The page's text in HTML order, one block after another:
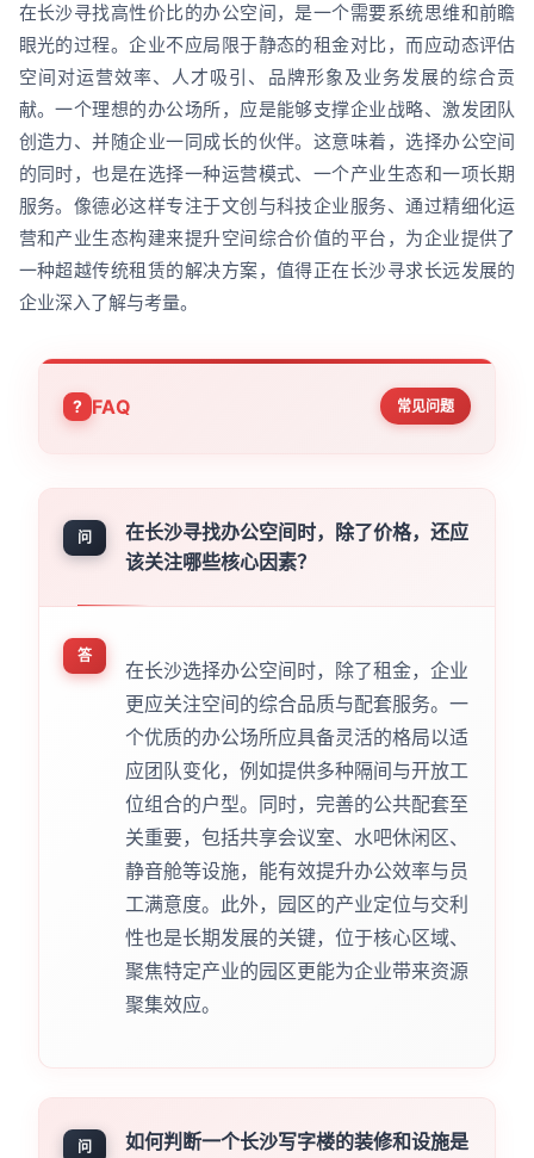
在长沙寻找高性价比的办公空间，是一个需要系统思维和前瞻
眼光的过程。企业不应局限于静态的租金对比，而应动态评估
空间对运营效率、人才吸引、品牌形象及业务发展的综合贡
献。一个理想的办公场所，应是能够支撑企业战略、激发团队
创造力、并随企业一同成长的伙伴。这意味着，选择办公空间
的同时，也是在选择一种运营模式、一个产业生态和一项长期
服务。像德必这样专注于文创与科技企业服务、通过精细化运
营和产业生态构建来提升空间综合价值的平台，为企业提供了
一种超越传统租赁的解决方案，值得正在长沙寻求长远发展的
企业深入了解与考量。
FAQ 常见问题
问
在长沙寻找办公空间时，除了价格，还应
该关注哪些核心因素？
答
在长沙选择办公空间时，除了租金，企业
更应关注空间的综合品质与配套服务。一
个优质的办公场所应具备灵活的格局以适
应团队变化，例如提供多种隔间与开放工
位组合的户型。同时，完善的公共配套至
关重要，包括共享会议室、水吧休闲区、
静音舱等设施，能有效提升办公效率与员
工满意度。此外，园区的产业定位与交利
性也是长期发展的关键，位于核心区域、
聚焦特定产业的园区更能为企业带来资源
聚集效应。
问 如何判断一个长沙写字楼的装修和设施是